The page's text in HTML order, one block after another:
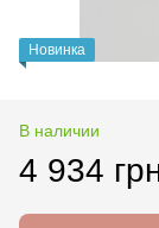
Новинка
В наличии
4 934